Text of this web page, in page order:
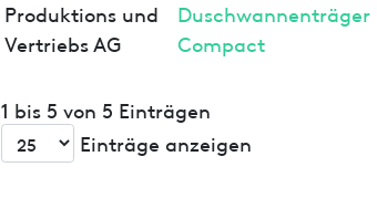
Produktions und
Vertriebs AG
Duschwannenträger
Compact
1 bis 5 von 5 Einträgen
Einträge anzeigen